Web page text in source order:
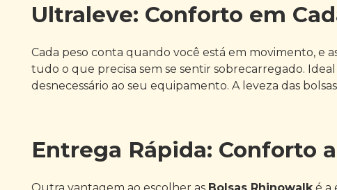
Ultraleve: Conforto em
Cada peso conta quando você está em movimento, e
tudo o que precisa sem se sentir sobrecarregado.
desnecessário ao seu equipamento. A leveza das
Entrega Rápida: Conforto
Outra vantagem ao escolher as Bolsas Rhinowalk é a